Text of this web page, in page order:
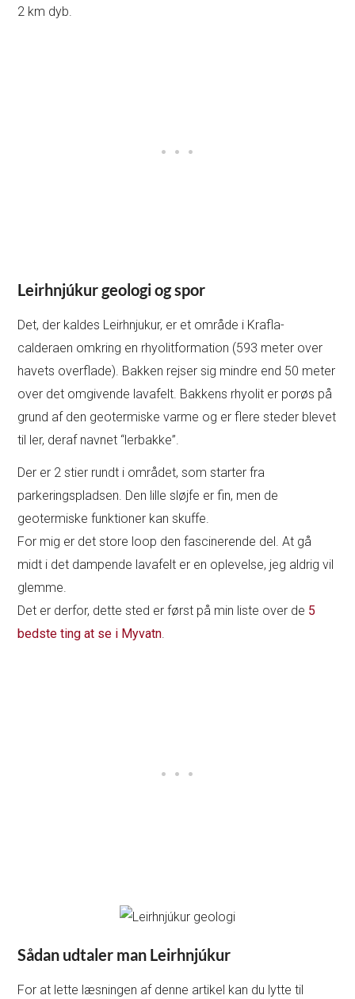
2 km dyb.
Leirhnjúkur geologi og spor
Det, der kaldes Leirhnjukur, er et område i Krafla-
calderaen omkring en rhyolitformation (593 meter over
havets overflade). Bakken rejser sig mindre end 50 meter
over det omgivende lavafelt. Bakkens rhyolit er porøs på
grund af den geotermiske varme og er flere steder blevet
til ler, deraf navnet “lerbakke”.
Der er 2 stier rundt i området, som starter fra
parkeringspladsen. Den lille sløjfe er fin, men de
geotermiske funktioner kan skuffe.
For mig er det store loop den fascinerende del. At gå
midt i det dampende lavafelt er en oplevelse, jeg aldrig vil
glemme.
Det er derfor, dette sted er først på min liste over de 5
bedste ting at se i Myvatn.
Sådan udtaler man Leirhnjúkur
For at lette læsningen af denne artikel kan du lytte til